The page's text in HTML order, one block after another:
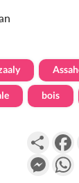
bois